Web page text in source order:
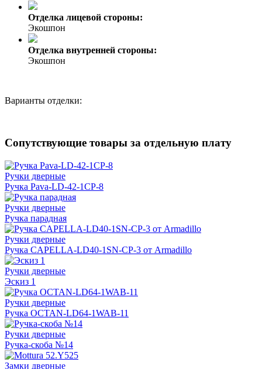
Отделка лицевой стороны:
Экошпон
Отделка внутренней стороны:
Экошпон
Варианты отделки:
Сопутствующие товары за отдельную плату
Ручки дверные
Ручка Pava-LD-42-1CP-8
Ручки дверные
Ручка парадная
Ручки дверные
Ручка CAPELLA-LD40-1SN-CP-3 от Armadillo
Ручки дверные
Эскиз 1
Ручки дверные
Ручка OCTAN-LD64-1WAB-11
Ручки дверные
Ручка-скоба №14
Замки дверные